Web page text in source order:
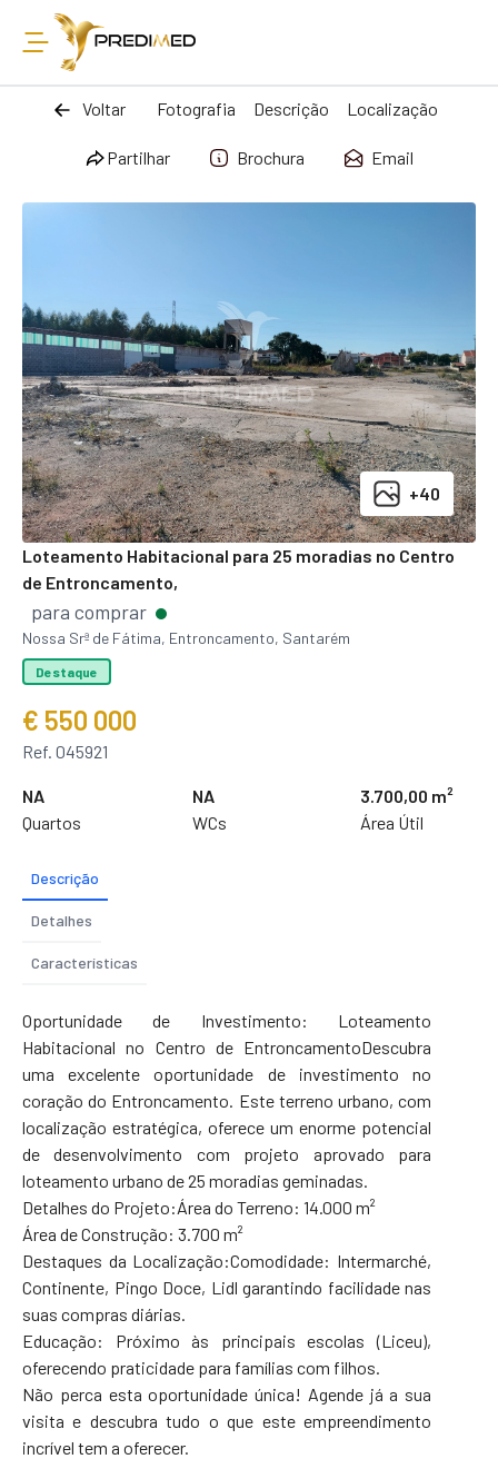
Voltar Fotografia Descrição Localização
Partilhar Brochura Email
+40
Loteamento Habitacional para 25 moradias no Centro
de Entroncamento,
para comprar
Nossa Srª de Fátima, Entroncamento, Santarém
Destaque
€ 550 000
Ref. 045921
NA
Quartos
NA
WCs
3.700,00 m²
Área Útil
Descrição
Detalhes
Características
Oportunidade de Investimento: Loteamento
Habitacional no Centro de EntroncamentoDescubra
uma excelente oportunidade de investimento no
coração do Entroncamento. Este terreno urbano, com
localização estratégica, oferece um enorme potencial
de desenvolvimento com projeto aprovado para
loteamento urbano de 25 moradias geminadas.
Detalhes do Projeto:Área do Terreno: 14.000 m²
Área de Construção: 3.700 m²
Destaques da Localização:Comodidade: Intermarché,
Continente, Pingo Doce, Lidl garantindo facilidade nas
suas compras diárias.
Educação: Próximo às principais escolas (Liceu),
oferecendo praticidade para famílias com filhos.
Não perca esta oportunidade única! Agende já a sua
visita e descubra tudo o que este empreendimento
incrível tem a oferecer.